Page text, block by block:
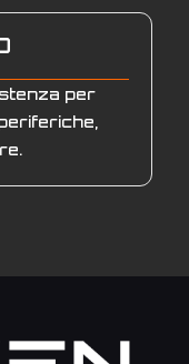
per